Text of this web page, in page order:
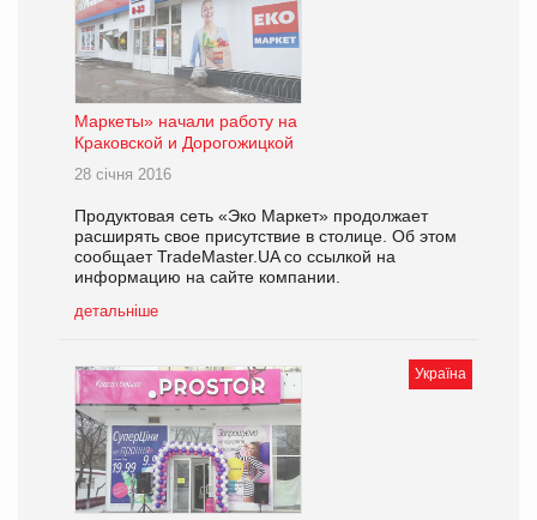
Маркеты» начали работу на
Краковской и Дорогожицкой
28 січня 2016
Продуктовая сеть «Эко Маркет» продолжает
расширять свое присутствие в столице. Об этом
сообщает TradeMaster.UA со ссылкой на
информацию на сайте компании.
детальніше
Україна